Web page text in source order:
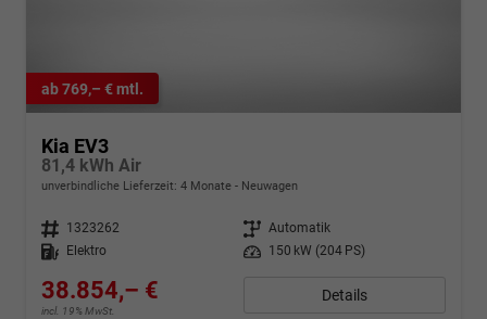
ab 769,– € mtl.
Kia EV3
81,4 kWh Air
unverbindliche Lieferzeit: 4 Monate Neuwagen
Fahrzeugnr. 1323262 Getriebe Automatik
Kraftstoff
Elektro Leistung 150 kW (204 PS)
38.854,– €
incl. 19% MwSt.
Details